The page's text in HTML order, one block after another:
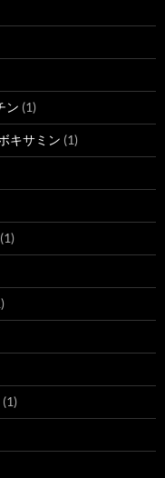
ン (1)
キサミン (1)
(1)
(1)